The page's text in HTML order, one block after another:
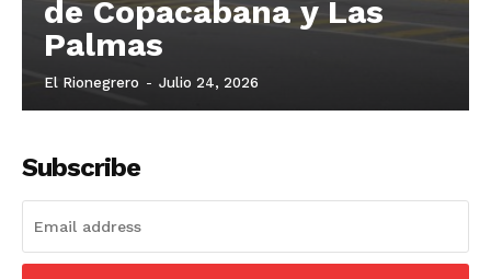
de Copacabana y Las
Palmas
El Rionegrero - Julio 24, 2026
Subscribe